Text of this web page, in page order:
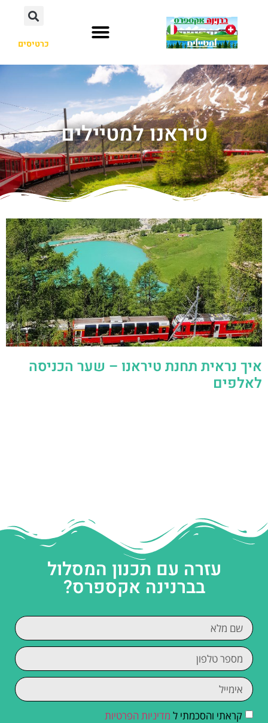
כרטיסים
טיראנו למטיילים
איך נראית תחנת טיראנו – שער הכניסה
לאלפים
עזרה עם תכנון המסלול
בברנינה אקספרס?
קראתי והסכמתי ל מדיניות הפרטיות